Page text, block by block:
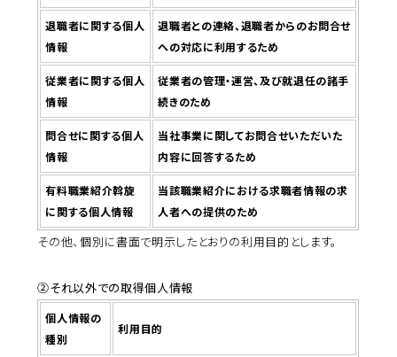
退職者に関する個人
情報
退職者との連絡、退職者からのお問合せ
への対応に利用するため
従業者に関する個人
情報
従業者の管理・運営、及び就退任の諸手
続きのため
問合せに関する個人
情報
当社事業に関してお問合せいただいた
内容に回答するため
有料職業紹介斡旋
に関する個人情報
当該職業紹介における求職者情報の求
人者への提供のため
その他、個別に書面で明示したとおりの利用目的とします。
②それ以外での取得個人情報
個人情報の
種別
利用目的